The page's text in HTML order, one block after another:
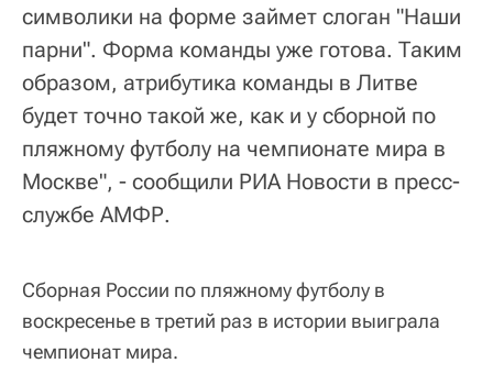
символики на форме займет слоган "Наши
парни". Форма команды уже готова. Таким
образом, атрибутика команды в Литве
будет точно такой же, как и у сборной по
пляжному футболу на чемпионате мира в
Москве", - сообщили РИА Новости в пресс-
службе АМФР.
Сборная России по пляжному футболу в
воскресенье в третий раз в истории выиграла
чемпионат мира.